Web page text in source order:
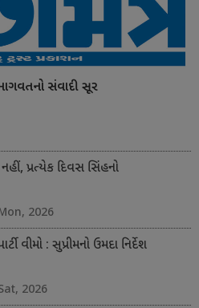
સંવાદી સૂર
પ્રત્યેક દિવસ સિંહનો
2026
વીમો : સુપ્રીમનો ઉમદા નિર્દેશ
2026